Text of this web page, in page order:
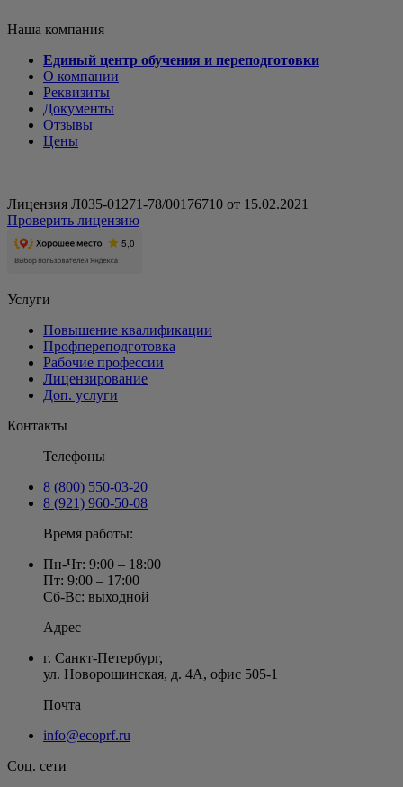
Наша компания
Единый центр обучения и переподготовки
О компании
Реквизиты
Документы
Отзывы
Цены
Лицензия Л035-01271-78/00176710 от 15.02.2021
Проверить лицензию
Услуги
Повышение квалификации
Профпереподготовка
Рабочие профессии
Лицензирование
Доп. услуги
Контакты
Телефоны
8 (800) 550-03-20
8 (921) 960-50-08
Время работы:
Пн-Чт: 9:00 – 18:00
Пт: 9:00 – 17:00
Сб-Вс: выходной
Адрес
г. Санкт-Петербург,
ул. Новорощинская, д. 4А, офис 505-1
Почта
info@ecoprf.ru
Соц. сети